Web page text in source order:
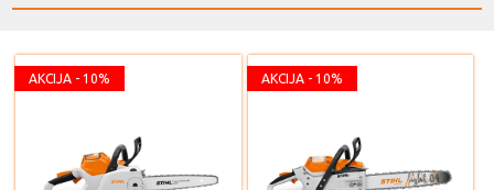
AKCIJA - 10% AKCIJA - 10%